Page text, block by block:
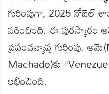
గుర్తింపుగా, 2025
వరించింది. ఈ పురస్కారం
ప్రపంచవ్యాప్త గుర్తింపు.
Machado)కు
లభించింది.